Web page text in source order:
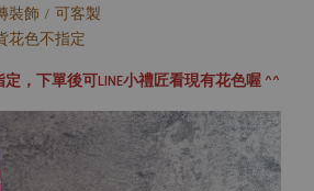
裝飾 / 可客製
花色不指定
，下單後可LINE小禮匠看現有花色喔 ^^